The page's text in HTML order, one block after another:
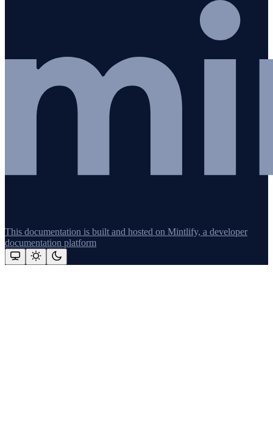
This documentation is built and hosted on Mintlify, a developer
documentation platform